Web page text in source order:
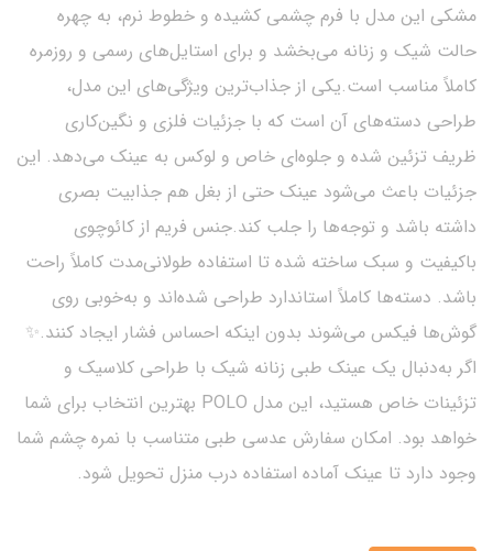
مشکی این مدل با فرم چشمی کشیده و خطوط نرم، به چهره
حالت شیک و زنانه می‌بخشد و برای استایل‌های رسمی و روزمره
کاملاً مناسب است.یکی از جذاب‌ترین ویژگی‌های این مدل،
طراحی دسته‌های آن است که با جزئیات فلزی و نگین‌کاری
ظریف تزئین شده و جلوه‌ای خاص و لوکس به عینک می‌دهد. این
جزئیات باعث می‌شود عینک حتی از بغل هم جذابیت بصری
داشته باشد و توجه‌ها را جلب کند.جنس فریم از کائوچوی
باکیفیت و سبک ساخته شده تا استفاده طولانی‌مدت کاملاً راحت
باشد. دسته‌ها کاملاً استاندارد طراحی شده‌اند و به‌خوبی روی
گوش‌ها فیکس می‌شوند بدون اینکه احساس فشار ایجاد کنند.✨
اگر به‌دنبال یک عینک طبی زنانه شیک با طراحی کلاسیک و
تزئینات خاص هستید، این مدل POLO بهترین انتخاب برای شما
خواهد بود. امکان سفارش عدسی طبی متناسب با نمره چشم شما
وجود دارد تا عینک آماده استفاده درب منزل تحویل شود.